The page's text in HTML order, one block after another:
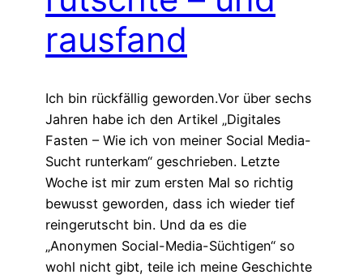
rausfand
Ich bin rückfällig geworden.Vor über sechs
Jahren habe ich den Artikel „Digitales
Fasten – Wie ich von meiner Social Media-
Sucht runterkam“ geschrieben. Letzte
Woche ist mir zum ersten Mal so richtig
bewusst geworden, dass ich wieder tief
reingerutscht bin. Und da es die
„Anonymen Social-Media-Süchtigen“ so
wohl nicht gibt, teile ich meine Geschichte